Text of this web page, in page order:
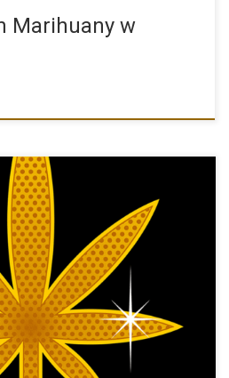
Marihuany w
Sklepu z Nasionami Marihuany